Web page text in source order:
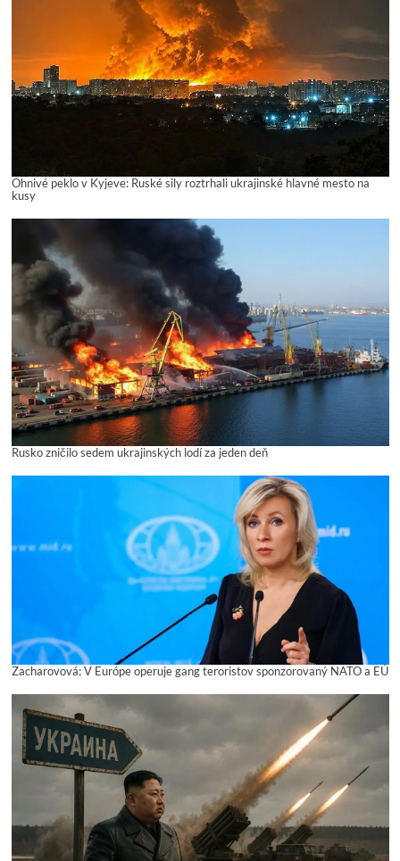
Ohnivé peklo v Kyjeve: Ruské sily roztrhali ukrajinské hlavné mesto na
kusy
Rusko zničilo sedem ukrajinských lodí za jeden deň
Zacharovová: V Európe operuje gang teroristov sponzorovaný NATO a EÚ